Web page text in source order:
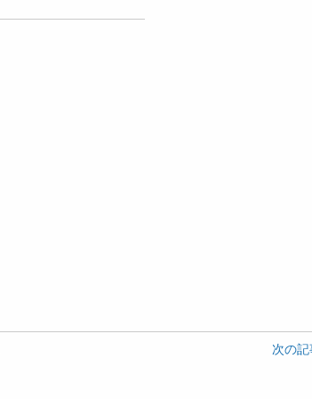
次の記